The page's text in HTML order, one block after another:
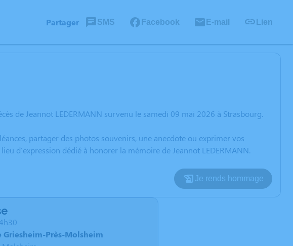
Partager SMS Facebook E-mail Lien
de Jeannot LEDERMANN survenu le samedi 09 mai 2026 à Strasbourg.
partager des photos souvenirs, une anecdote ou exprimer vos
d'expression dédié à honorer la mémoire de Jeannot LEDERMANN.
Je rends hommage
Griesheim-Près-Molsheim